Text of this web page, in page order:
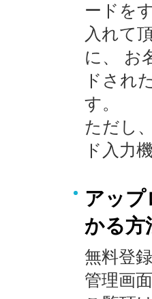
ードを
入れて
に、 お
ドされ
す。
ただし
ド入力
アッ
かる方
無料登
管理画